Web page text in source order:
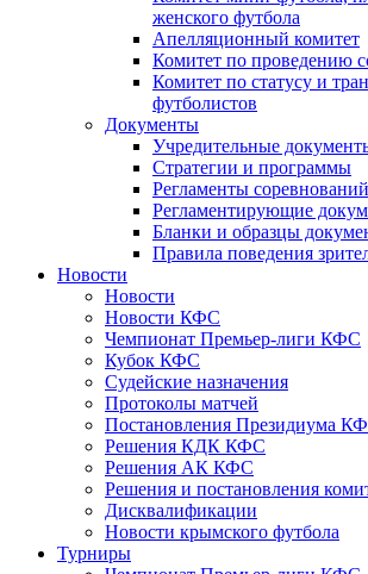
женского футбола
Апелляционный комитет
Комитет по проведению
Комитет по статусу и
футболистов
Документы
Учредительные
Стратегии и программы
Регламенты
Регламентирующие
Бланки и образцы
Правила поведения
Новости
Новости
Новости КФС
Чемпионат Премьер-лиги КФС
Кубок КФС
Судейские назначения
Протоколы матчей
Постановления Президиума
Решения КДК КФС
Решения АК КФС
Решения и постановления
Дисквалификации
Новости крымского футбола
Турниры